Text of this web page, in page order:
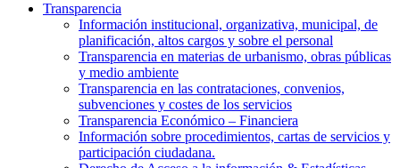
Transparencia
Información institucional, organizativa, municipal, de
planificación, altos cargos y sobre el personal
Transparencia en materias de urbanismo, obras públicas
y medio ambiente
Transparencia en las contrataciones, convenios,
subvenciones y costes de los servicios
Transparencia Económico – Financiera
Información sobre procedimientos, cartas de servicios y
participación ciudadana.